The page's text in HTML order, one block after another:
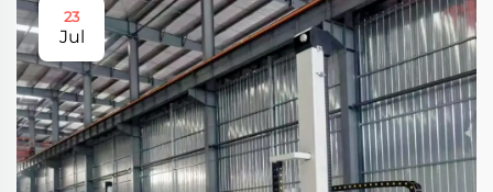
23
Jul